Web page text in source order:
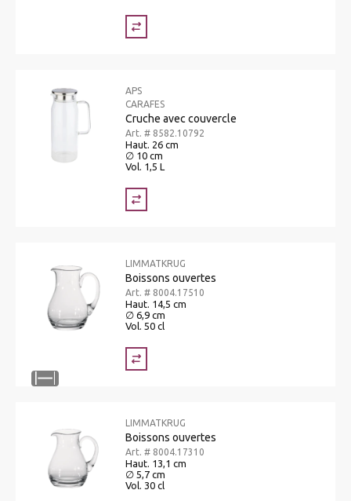
APS
CARAFES
Cruche avec couvercle
Art. # 8582.10792
Haut. 26 cm
∅ 10 cm
Vol. 1,5 L
LIMMATKRUG
Boissons ouvertes
Art. # 8004.17510
Haut. 14,5 cm
∅ 6,9 cm
Vol. 50 cl
LIMMATKRUG
Boissons ouvertes
Art. # 8004.17310
Haut. 13,1 cm
∅ 5,7 cm
Vol. 30 cl